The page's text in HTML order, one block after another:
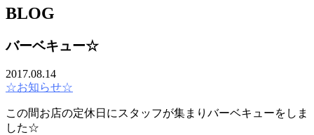
BLOG
バーベキュー☆
2017.08.14
☆お知らせ☆
この間お店の定休日にスタッフが集まりバーベキューをしま
した☆